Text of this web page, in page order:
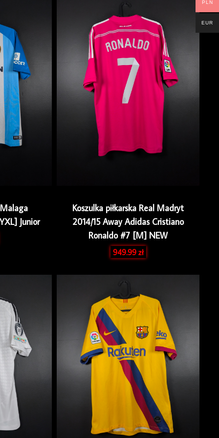
Malaga
Junior
Koszulka piłkarska Real Madryt
2014/15 Away Adidas Cristiano
Ronaldo #7 [M] NEW
949.99zł
PLN
EUR